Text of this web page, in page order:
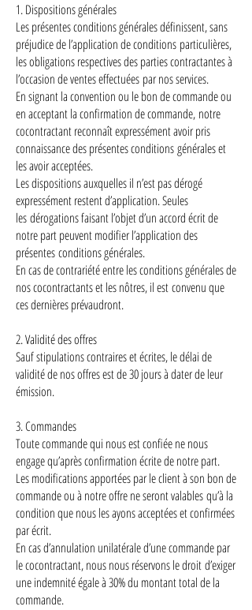
1. Dispositions générales
Les présentes conditions générales définissent, sans
préjudice de l’application de conditions particulières,
les obligations respectives des parties contractantes à
l’occasion de ventes effectuées par nos services.
En signant la convention ou le bon de commande ou
en acceptant la confirmation de commande, notre
cocontractant reconnaît expressément avoir pris
connaissance des présentes conditions générales et
les avoir acceptées.
Les dispositions auxquelles il n’est pas dérogé
expressément restent d’application. Seules
les dérogations faisant l’objet d’un accord écrit de
notre part peuvent modifier l’application des
présentes conditions générales.
En cas de contrariété entre les conditions générales de
nos cocontractants et les nôtres, il est convenu que
ces dernières prévaudront.
2. Validité des offres
Sauf stipulations contraires et écrites, le délai de
validité de nos offres est de 30 jours à dater de leur
émission.
3. Commandes
Toute commande qui nous est confiée ne nous
engage qu’après confirmation écrite de notre part.
Les modifications apportées par le client à son bon de
commande ou à notre offre ne seront valables qu’à la
condition que nous les ayons acceptées et confirmées
par écrit.
En cas d’annulation unilatérale d’une commande par
le cocontractant, nous nous réservons le droit d’exiger
une indemnité égale à 30% du montant total de la
commande.